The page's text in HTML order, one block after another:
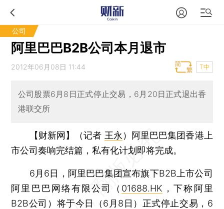
公司
阿里巴巴B2B公司本月退市
2012年06月08日 11:44 T中
公司股票6月8日正式停止交易，6月20日正式退出香
港联交所
【财新网】（记者 王永 ） 阿里巴巴集团香港上
市公司奏响完结篇，私有化计划即将完成。
6月6日，阿里巴巴集团宣布旗下B2B上市公司
阿里巴巴网络有限公司（ 01688.HK ，下称阿里
B2B公司）将于今日（6月8日）正式停止交易，6